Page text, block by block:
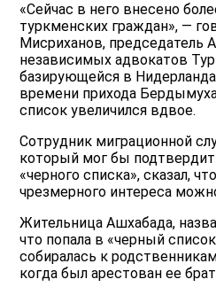
«Сейчас в него внесено
туркменских граждан», —
Мисриханов, председатель
независимых адвокатов
базирующейся в
времени прихода
список увеличился вдвое.
Сотрудник миграционной
который мог бы
«черного списка», сказал,
чрезмерного интереса
Жительница Ашхабада,
что попала в «черный
собиралась к
когда был арестован ее